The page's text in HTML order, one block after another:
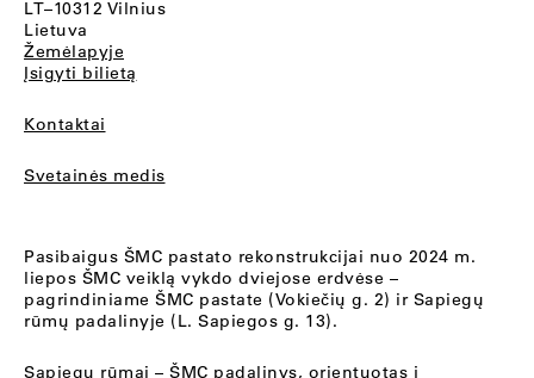
LT–10312 Vilnius
Lietuva
Žemėlapyje
Įsigyti bilietą
Kontaktai
Svetainės medis
Pasibaigus ŠMC pastato rekonstrukcijai nuo 2024 m.
liepos ŠMC veiklą vykdo dviejose erdvėse –
pagrindiniame ŠMC pastate (Vokiečių g. 2) ir Sapiegų
rūmų padalinyje (L. Sapiegos g. 13).
Sapiegų rūmai – ŠMC padalinys, orientuotas į